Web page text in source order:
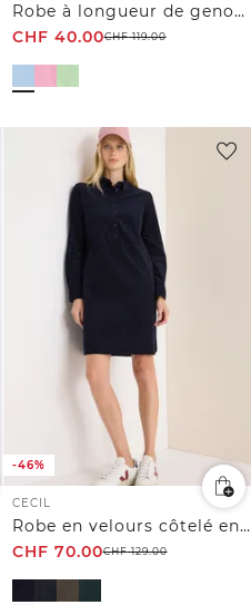
Robe à longueur de genou avec capuche
CHF 40.00CHF119.00
-46%
CECIL
Robe en velours côtelé en couleur unie
CHF 70.00CHF129.00